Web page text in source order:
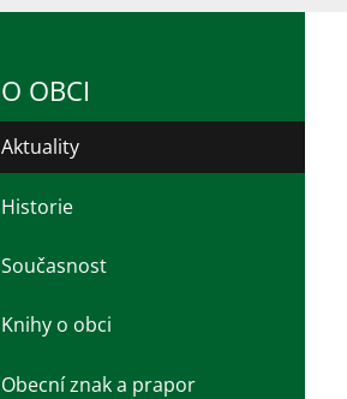
O OBCI
Aktuality
Historie
Současnost
Knihy o obci
Obecní znak a prapor